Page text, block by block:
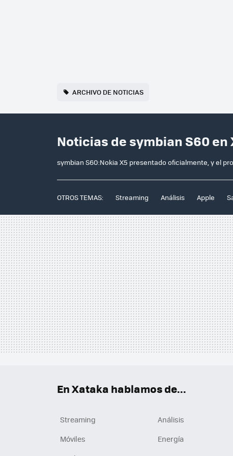
ARCHIVO DE NOTICIAS
Noticias de symbian S60 en
symbian S60:Nokia X5 presentado oficialmente, y el
OTROS TEMAS: Streaming Análisis Apple
En Xataka hablamos de...
Streaming Análisis
Móviles
Energía